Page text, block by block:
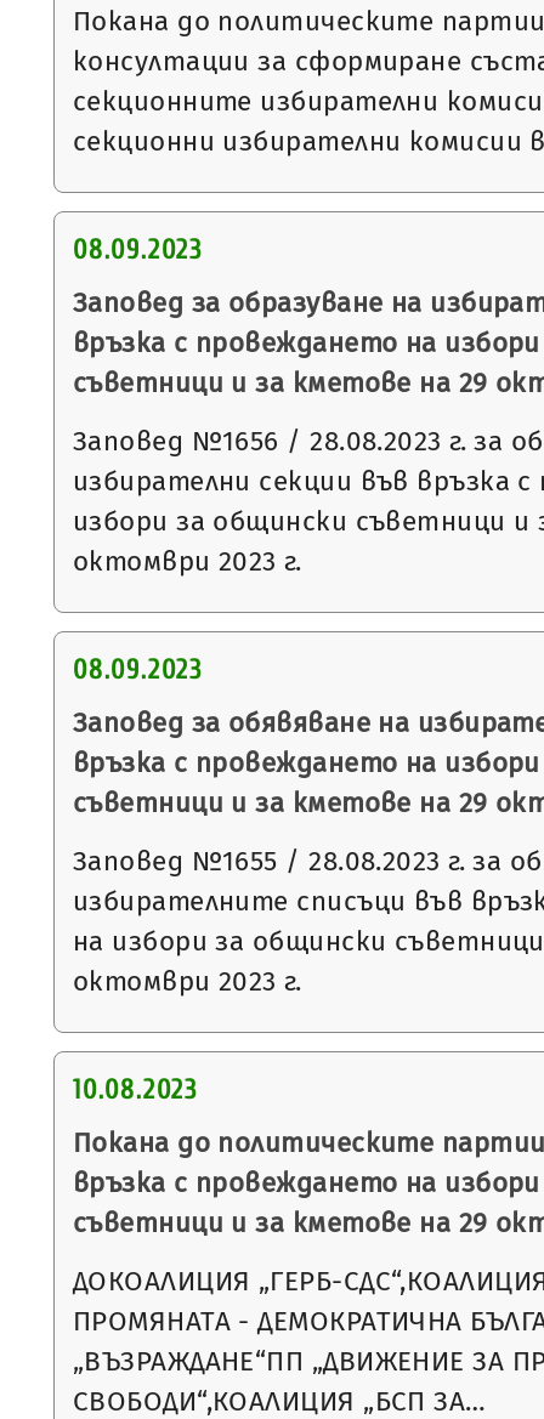
Покана до политическите
консултации за сформиране
секционните избирателни
секционни избирателни комисии
08.09.2023
Заповед за образуване на
връзка с провеждането на
съветници и за кметове на 29
Заповед №1656 / 28.08.2023 г. за
избирателни секции във връзка
избори за общински съветници и
октомври 2023 г.
08.09.2023
Заповед за обявяване на
връзка с провеждането на
съветници и за кметове на 29
Заповед №1655 / 28.08.2023 г. за
избирателните списъци във
на избори за общински
октомври 2023 г.
10.08.2023
Покана до политическите
връзка с провеждането на
съветници и за кметове на 29
ДОКОАЛИЦИЯ „ГЕРБ-
ПРОМЯНАТА - ДЕМОКРАТИЧНА
„ВЪЗРАЖДАНЕ“ПП „ДВИЖЕНИЕ ЗА
СВОБОДИ“,КОАЛИЦИЯ „БСП ЗА…